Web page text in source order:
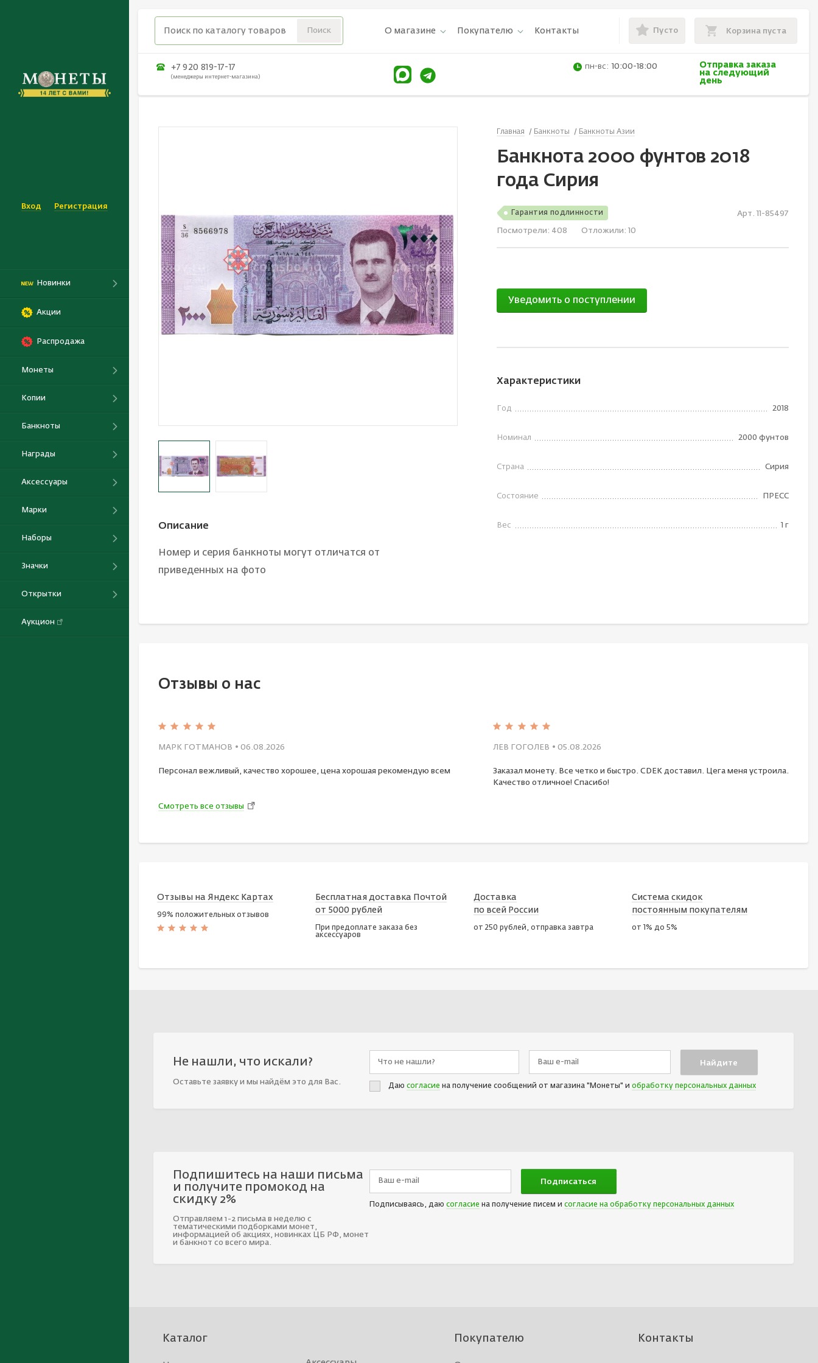
Вход Регистрация
Новинки
Акции
Распродажа
Монеты
Копии
Банкноты
Награды
Аксессуары
Марки
Наборы
Значки
Открытки
Аукцион
О магазине Покупателю Контакты Пусто Корзина пуста
+7 920 819-17-17
(менеджеры интернет-магазина)
пн-вс: 10:00-18:00
Отправка заказа
на следующий
день
Описание
Номер и серия банкноты могут отличатся от
приведенных на фото
Главная Банкноты Банкноты Азии
Банкнота 2000 фунтов 2018
года Сирия
Гарантия подлинности Арт. 11-85497
Посмотрели: 408 Отложили: 10
Уведомить о поступлении
Характеристики
Год 2018
Номинал 2000 фунтов
Страна Сирия
Состояние ПРЕСС
Вес 1 г
Отзывы о нас
МАРК ГОТМАНОВ • 06.08.2026
Персонал вежливый, качество хорошее, цена хорошая рекомендую всем
ЛЕВ ГОГОЛЕВ • 05.08.2026
Заказал монету. Все четко и быстро. CDEK доставил. Цега меня устроила.
Качество отличное! Спасибо!
Смотреть все отзывы
Отзывы на Яндекс Картах
99% положительных отзывов
Бесплатная доставка Почтой
от 5000 рублей
При предоплате заказа без
аксессуаров
Доставка
по всей России
от 250 рублей, отправка завтра
Система скидок
постоянным покупателям
от 1% до 5%
Не нашли, что искали?
Оставьте заявку и мы найдём это для Вас.
Даю согласие на получение сообщений от магазина "Монеты" и обработку персональных данных
Подпишитесь на наши письма
и получите промокод на
скидку 2%
Отправляем 1-2 письма в неделю с
тематическими подборками монет,
информацией об акциях, новинках ЦБ РФ, монет
и банкнот со всего мира.
Подписываясь, даю согласие на получение писем и согласие на обработку персональных данных
Каталог Покупателю Контакты